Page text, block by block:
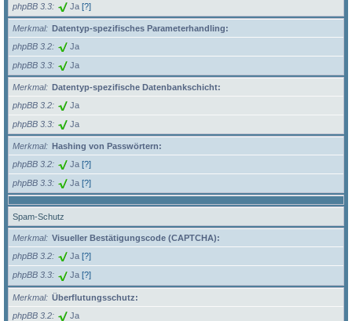
phpBB 3.3 Ja [?]
Merkmal
Datentyp-spezifisches Parameterhandling:
phpBB 3.2
Ja
phpBB 3.3 Ja
Merkmal
Datentyp-spezifische Datenbankschicht:
phpBB 3.2
Ja
phpBB 3.3 Ja
Merkmal
Hashing von Passwörtern:
phpBB 3.2
Ja [?]
phpBB 3.3 Ja [?]
Spam-Schutz
Merkmal
Visueller Bestätigungscode (CAPTCHA):
phpBB 3.2
Ja [?]
phpBB 3.3 Ja [?]
Merkmal
Überflutungsschutz:
phpBB 3.2
Ja